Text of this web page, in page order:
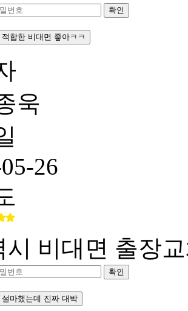
확인
합한 비대면 좋아ㅋㅋ
욱
26
시 비대면 출장
확인
설마했는데 진짜 대박